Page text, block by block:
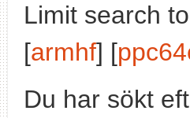
Limit search
[armhf] [
Du har sökt